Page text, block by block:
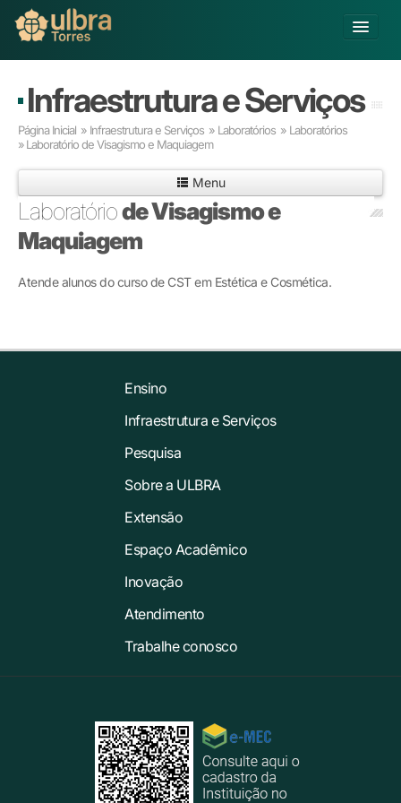
Buscar
Já sou Aluno
Matricule-se
Educação Básica
Graduação
Educação a Distância
Infraestrutura e Serviços
Infraestrutura e Serviços
Página Inicial » Infraestrutura e Serviços » Laboratórios » Laboratórios
»Laboratório de Visagismo e Maquiagem
Menu
Laboratóriode Visagismo e
Maquiagem
Atende alunos do curso de CST em Estética e Cosmética.
Ensino
Infraestrutura e Serviços
Pesquisa
Sobre a ULBRA
Extensão
Espaço Acadêmico
Inovação
Atendimento
Trabalhe conosco